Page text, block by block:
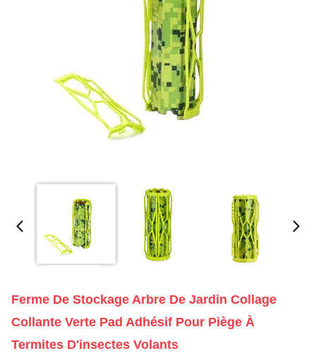
Ferme De Stockage Arbre De Jardin Collage
Collante Verte Pad Adhésif Pour Piège À
Termites D'insectes Volants